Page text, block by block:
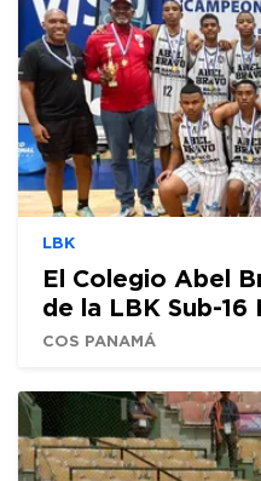
LBK
El Colegio Abel
de la LBK Sub-16
COS PANAMÁ